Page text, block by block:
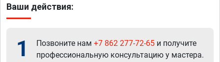
Ваши действия:
1 Позвоните нам +7 862 277-72-65 и получите
профессиональную консультацию у мастера.